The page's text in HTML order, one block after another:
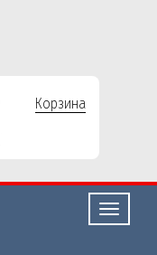
Корзина
Свернуть/